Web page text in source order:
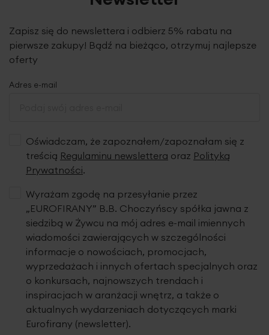
Zapisz się do newslettera i odbierz 5% rabatu na
pierwsze zakupy! Bądź na bieżąco, otrzymuj najlepsze
oferty
Adres e-mail
Oświadczam, że zapoznałem/zapoznałam się z
treścią Regulaminu newslettera oraz Polityką
Prywatności.
Wyrażam zgodę na przesyłanie przez
„EUROFIRANY” B.B. Choczyńscy spółka jawna z
siedzibą w Żywcu na mój adres e-mail imiennych
wiadomości zawierających w szczególności
informacje o nowościach, promocjach,
wyprzedażach i innych ofertach specjalnych oraz
o konkursach, najnowszych trendach i
inspiracjach w aranżacji wnętrz, a także o
aktualnych wydarzeniach dotyczących marki
Eurofirany (newsletter).